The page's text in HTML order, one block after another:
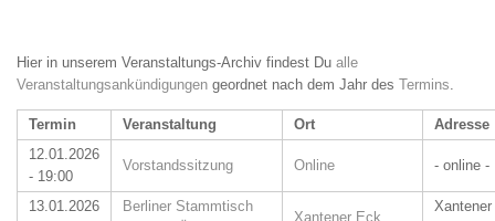
Hier in unserem Veranstaltungs-Archiv findest Du alle
Veranstaltungsankündigungen geordnet nach dem Jahr des Termins.
Termin Veranstaltung Ort
Adresse
12.01.2026
- 19:00
Vorstandssitzung Online - online -
13.01.2026
Berliner Stammtisch
Xantener Eck
Xantener